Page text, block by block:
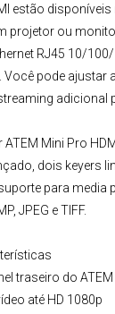
estão
projetor ou
RJ45 10/
Você pode ajustar
adicional
ATEM Mini Pro
dois keyers
para media
JPEG e TIFF.
traseiro do
até HD 1080p